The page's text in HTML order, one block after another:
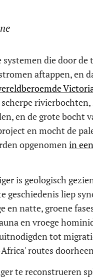
die door
aftappen, en
en de grote bocht
en mocht de
opgenomenin
is geologisch
geschiedenis liep
en natte, groene
en vroege
tot
routes
te reconstrueren